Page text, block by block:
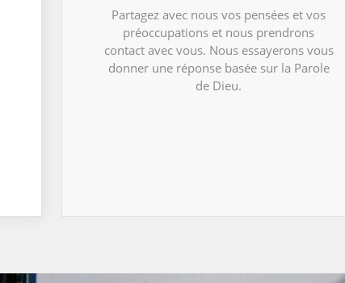
Partagez avec nous vos pensées et vos
préoccupations et nous prendrons
contact avec vous. Nous essayerons vous
donner une réponse basée sur la Parole
de Dieu.